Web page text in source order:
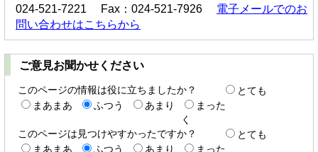
024-521-7221 Fax：024-521-7926 電子メールでのお
問い合わせはこちらから
ご意見お聞かせください
このページの情報は役に立ちましたか？
とても
まあまあ
ふつう あまり
まった
く
このページは見つけやすかったですか？
とても
まあまあ
ふつう あまり
まった